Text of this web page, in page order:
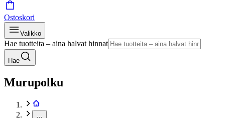
Ostoskori
Valikko
Hae tuotteita – aina halvat hinnat
Hae
Murupolku